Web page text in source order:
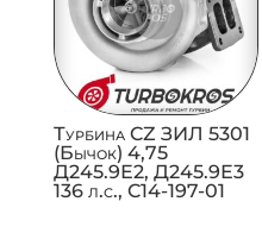
Турбина CZ ЗИЛ 5301
(Бычок) 4,75
Д245.9Е2, Д245.9Е3
136 л.с., C14-197-01